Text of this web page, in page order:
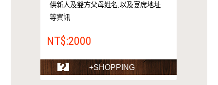
供新人及雙方父母姓名,以及宴席地址
等資訊
NT$:2000
+SHOPPING